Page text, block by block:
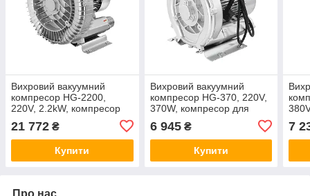
Вихровий вакуумний
компресор HG-2200,
220V, 2.2kW, компресор
21 772 ₴
Купити
Вихровий вакуумний
компресор HG-370, 220V,
370W, компресор для
6 945₴
Купити
7
Про нас